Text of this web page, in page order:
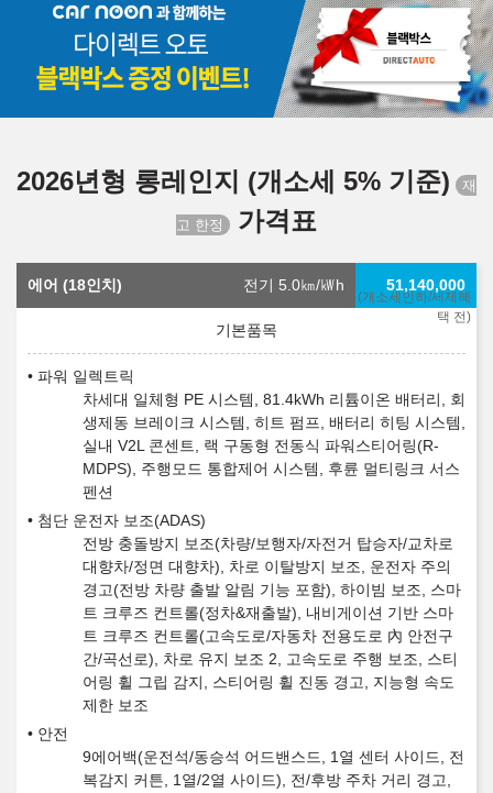
2026년형 롱레인지 (개소세 5% 기준)
가격표
에어 (18인치) 전기 5.0㎞/㎾h
(개소세인하/세제혜
택 전)
51,140,000
파워 일렉트릭
차세대 일체형 PE 시스템, 81.4kWh 리튬이온 배터리, 회
생제동 브레이크 시스템, 히트 펌프, 배터리 히팅 시스템,
실내 V2L 콘센트, 랙 구동형 전동식 파워스티어링(R-
MDPS), 주행모드 통합제어 시스템, 후륜 멀티링크 서스
펜션
첨단 운전자 보조(ADAS)
전방 충돌방지 보조(차량/보행자/자전거 탑승자/교차로
대향차/정면 대향차), 차로 이탈방지 보조, 운전자 주의
경고(전방 차량 출발 알림 기능 포함), 하이빔 보조, 스마
트 크루즈 컨트롤(정차&재출발), 내비게이션 기반 스마
트 크루즈 컨트롤(고속도로/자동차 전용도로 內 안전구
간/곡선로), 차로 유지 보조 2, 고속도로 주행 보조, 스티
어링 휠 그립 감지, 스티어링 휠 진동 경고, 지능형 속도
제한 보조
안전
9에어백(운전석/동승석 어드밴스드, 1열 센터 사이드, 전
복감지 커튼, 1열/2열 사이드), 전/후방 주차 거리 경고,